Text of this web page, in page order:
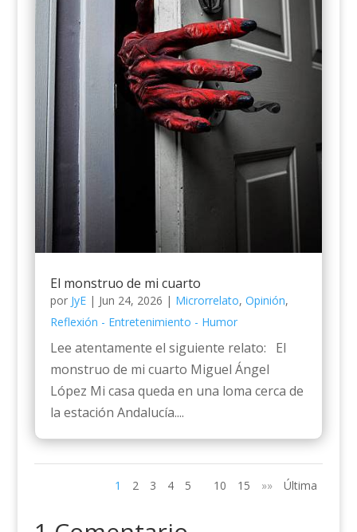
El monstruo de mi cuarto
por JyE| Jun 24, 2026 | Microrrelato, Opinión,
Reflexión - Entretenimiento - Humor
Lee atentamente el siguiente relato: El
monstruo de mi cuarto Miguel Ángel
López Mi casa queda en una loma cerca de
la estación Andalucía....
1 2 3 4 5 10 15 »» Última